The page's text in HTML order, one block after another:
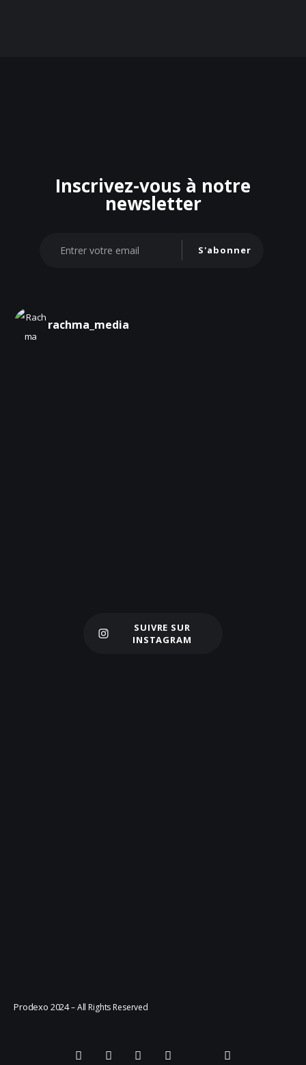
Inscrivez-vous à notre
newsletter
S'abonner
rachma_media
Charger plus
SUIVRE SUR
INSTAGRAM
Prodexo 2024– All Rights Reserved